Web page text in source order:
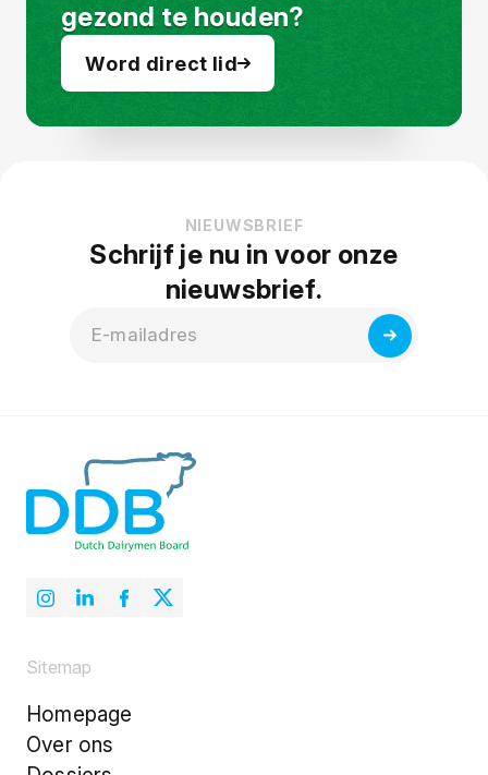
gezond te houden?
Word direct lid
NIEUWSBRIEF
Schrijf je nu in voor onze
nieuwsbrief.
Sitemap
Homepage
Over ons